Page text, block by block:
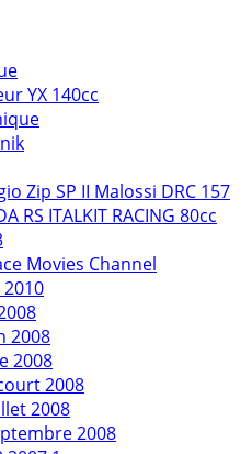
YX 140cc
Zip SP II Malossi DRC 157
RS ITALKIT RACING 80cc
Movies Channel
2008
2008
2008
2008
2008